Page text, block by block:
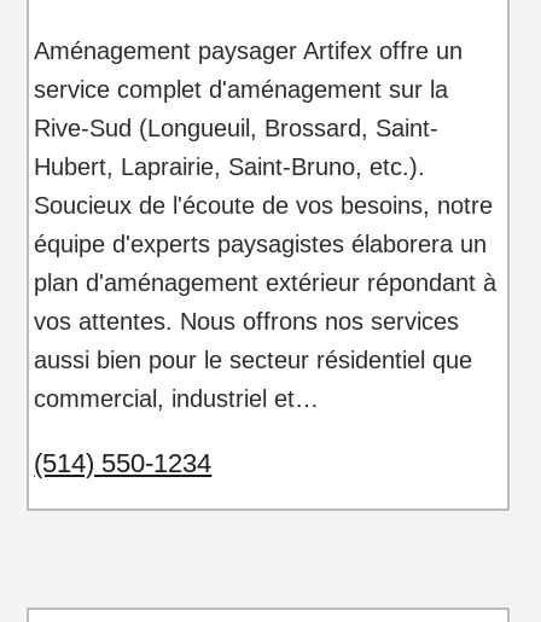
Aménagement paysager Artifex offre un
service complet d'aménagement sur la
Rive-Sud (Longueuil, Brossard, Saint-
Hubert, Laprairie, Saint-Bruno, etc.).
Soucieux de l'écoute de vos besoins, notre
équipe d'experts paysagistes élaborera un
plan d'aménagement extérieur répondant à
vos attentes. Nous offrons nos services
aussi bien pour le secteur résidentiel que
commercial, industriel et…
(514) 550-1234